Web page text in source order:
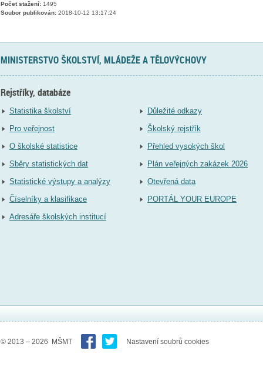
Počet stažení:1495
Soubor publikován:2018-10-12 13:17:24
MINISTERSTVO ŠKOLSTVÍ, MLÁDEŽE A TĚLOVÝCHOVY
Rejstříky, databáze
Statistika školství
Pro veřejnost
O školské statistice
Sběry statistických dat
Statistické výstupy a analýzy
Číselníky a klasifikace
Adresáře školských institucí
Důležité odkazy
Školský rejstřík
Přehled vysokých škol
Plán veřejných zakázek 2026
Otevřená data
PORTÁL YOUR EUROPE
© 2013 – 2026 MŠMT Nastavení soubrů cookies